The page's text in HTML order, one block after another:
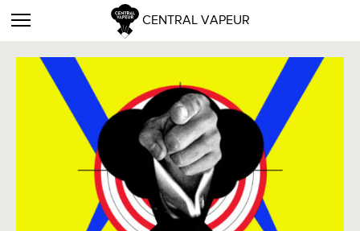
CENTRAL VAPEUR